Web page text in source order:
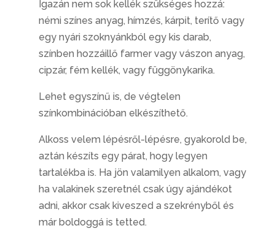
Igazán nem sok kellék szükséges hozzá:
némi színes anyag, hímzés, kárpit, terítő vagy
egy nyári szoknyánkból egy kis darab,
színben hozzáillő farmer vagy vászon anyag,
cipzár, fém kellék, vagy függönykarika.
Lehet egyszínű is, de végtelen
színkombinációban elkészíthető.
Alkoss velem lépésről-lépésre, gyakorold be,
aztán készíts egy párat, hogy legyen
tartalékba is. Ha jön valamilyen alkalom, vagy
ha valakinek szeretnél csak úgy ajándékot
adni, akkor csak kiveszed a szekrényből és
már boldoggá is tetted.